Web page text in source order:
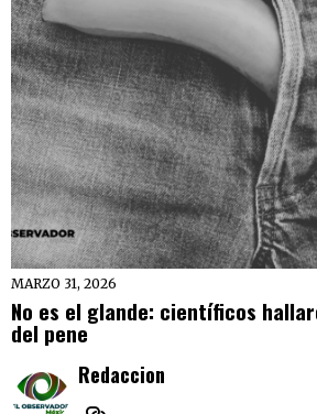
MARZO 31, 2026
No es el glande: científicos
del pene
Redaccion